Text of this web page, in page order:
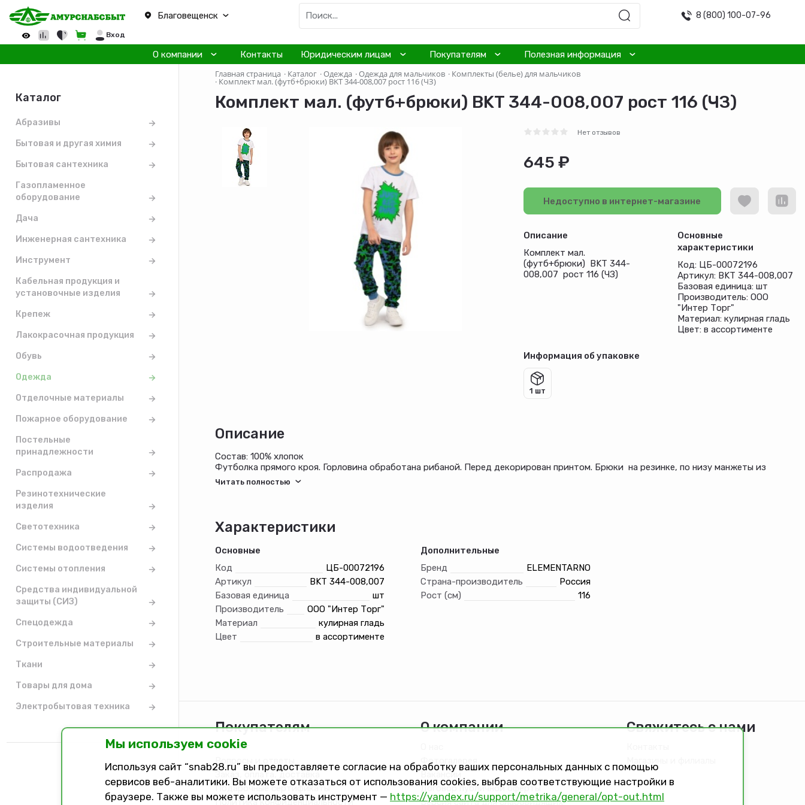
Благовещенск 8 (800) 100-07-96
Вход
О компании Контакты Юридическим лицам Покупателям Полезная информация
Каталог
Абразивы
Бытовая и другая химия
Бытовая сантехника
Газопламенное
оборудование
Дача
Инженерная сантехника
Инструмент
Кабельная продукция и
установочные изделия
Крепеж
Лакокрасочная продукция
Обувь
Одежда
Отделочные материалы
Пожарное оборудование
Постельные
принадлежности
Распродажа
Резинотехнические
изделия
Светотехника
Системы водоотведения
Системы отопления
Средства индивидуальной
защиты (СИЗ)
Спецодежда
Строительные материалы
Ткани
Товары для дома
Электробытовая техника
Главная страница · Каталог ·Одежда ·Одежда для мальчиков · Комплекты (белье) для мальчиков
· Комплект мал. (футб+брюки) BKT 344-008,007 рост 116 (ЧЗ)
Комплект мал. (футб+брюки) BKT 344-008,007 рост 116 (ЧЗ)
Нет отзывов
645 ₽
Недоступно в интернет-магазине
Описание
Комплект мал.
(футб+брюки) BKT 344-
008,007 рост 116 (ЧЗ)
Основные
характеристики
Код: ЦБ-00072196
Артикул: BKT 344-008,007
Базовая единица: шт
Производитель: ООО
"Интер Торг"
Материал: кулирная гладь
Цвет: в ассортименте
Информация об упаковке
1 шт
Описание
Состав: 100% хлопок
Футболка прямого кроя. Горловина обработана рибаной. Перед декорирован принтом. Брюки на резинке, по низу манжеты из
рибаны. Декорированы набивкой . Тип ткани-Кулирная гладь (супрем).
Характеристики
Основные
Код
ЦБ-00072196
Артикул
BKT 344-008,007
Базовая единица
шт
Производитель
ООО "Интер Торг"
Материал
кулирная гладь
Цвет
в ассортименте
Дополнительные
Бренд
ELEMENTARNO
Страна-производитель
Россия
Рост (см)
116
Покупателям
Каталог
Вопросы и ответы
Заказ, оплата, доставка
Подарочные сертификаты
Политика конфиденциальности
О компании
Фотогалерея
Вакансии
Договор публичной оферты
Версия сайта для слабовидящих
Свяжитесь с нами
Мы используем cookie
Используя сайт “snab28.ru” вы предоставляете согласие на обработку ваших персональных данных с помощью
сервисов веб-аналитики. Вы можете отказаться от использования cookies, выбрав соответствующие настройки в
браузере. Также вы можете использовать инструмент — https://yandex.ru/support/metrika/general/opt-out.html